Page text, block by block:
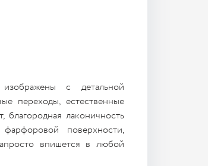
с детальной
переходы, естественные
лаконичность
поверхности,
впишется в любой